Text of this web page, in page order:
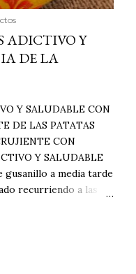
ADICTIVO Y
DE LA
Y SALUDABLE CON
DE LAS PATATAS
CON
Y SALUDABLE
gusanillo a media tarde
recurriendo a las
fritos o snacks
y sodio?
cuidarse no tiene